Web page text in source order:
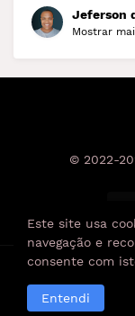
Jeferson
Mostrar
© 2022-
Política de
Este site usa
navegação e
consente com
Entendi